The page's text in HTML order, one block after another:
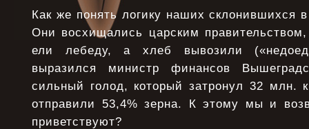
Как же понять логику наших склонившихся
Они восхищались царским
ели лебеду, а хлеб вывозили
выразился министр финансов
сильный голод, который затронул 32 млн.
отправили 53,4% зерна. К этому мы и
приветствуют?